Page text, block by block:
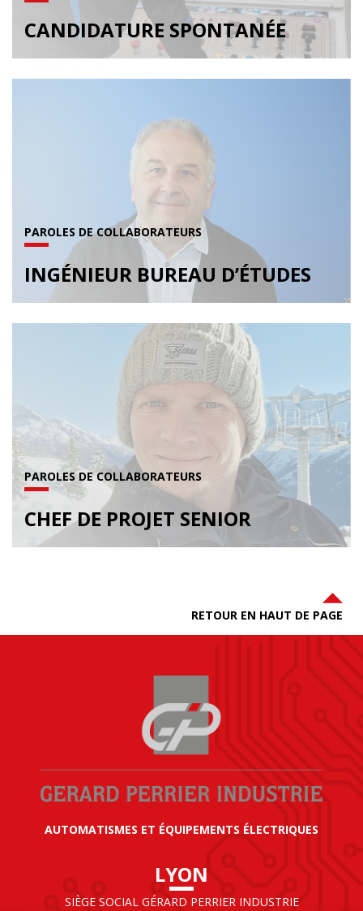
CANDIDATURE SPONTANÉE
PAROLES DE COLLABORATEURS
INGÉNIEUR BUREAU D’ÉTUDES
PAROLES DE COLLABORATEURS
CHEF DE PROJET SENIOR
RETOUR EN HAUT DE PAGE
AUTOMATISMES ET ÉQUIPEMENTS ÉLECTRIQUES
LYON
SIÈGE SOCIAL GÉRARD PERRIER INDUSTRIE